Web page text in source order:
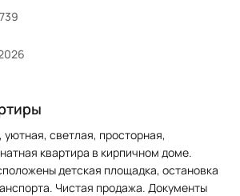
светлая, просторная,
квартира в кирпичном доме.
детская площадка, остановка
Чистая продажа. Документы